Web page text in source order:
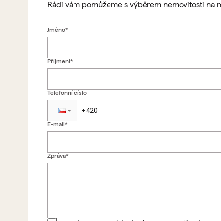
Rádi vám pomůžeme s výběrem nemovitosti na
Jméno*
Příjmení*
Telefonní číslo
E-mail*
Zpráva*